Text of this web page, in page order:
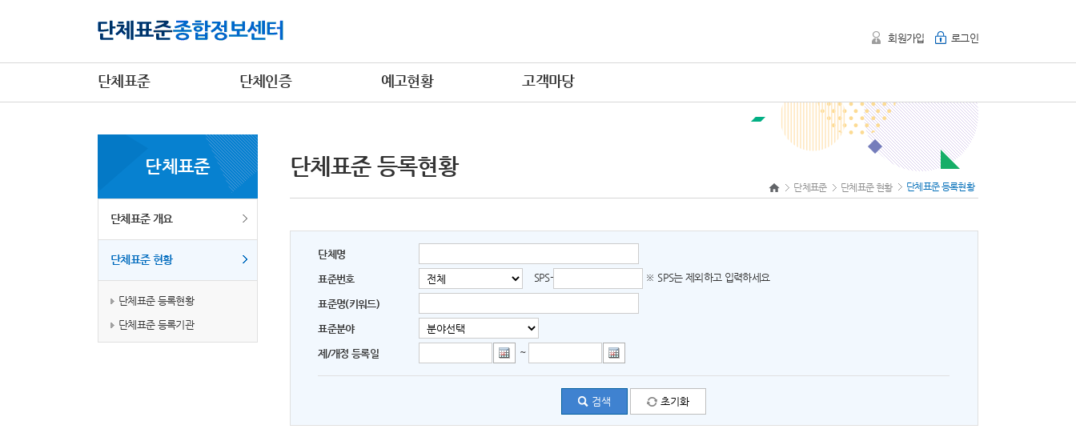
회원가입 로그인
단체표준 단체인증 예고현황 고객마당
단체표준
단체표준 개요
단체표준 현황
단체표준 등록현황
단체표준 등록기관
단체표준 등록현황
단체표준 단체표준 현황 단체표준 등록현황
단체명
표준번호 SPS- ※ SPS는 제외하고 입력하세요
표준명(키워드)
표준분야
제/개정 등록일 ~